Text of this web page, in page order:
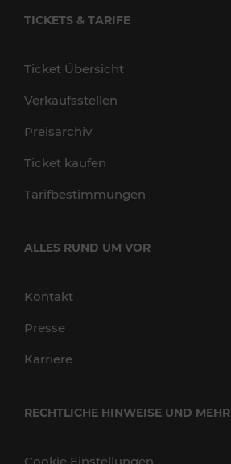
TICKETS & TARIFE
Ticket Übersicht
Verkaufsstellen
Preisarchiv
Ticket kaufen
Tarifbestimmungen
ALLES RUND UM VOR
Kontakt
Presse
Karriere
RECHTLICHE HINWEISE UND MEHR